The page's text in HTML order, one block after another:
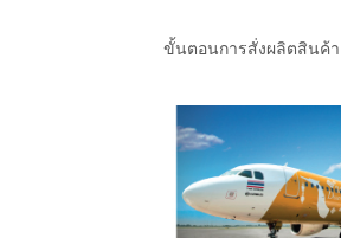
ขั้นตอนการสั่งผลิตสินค้า